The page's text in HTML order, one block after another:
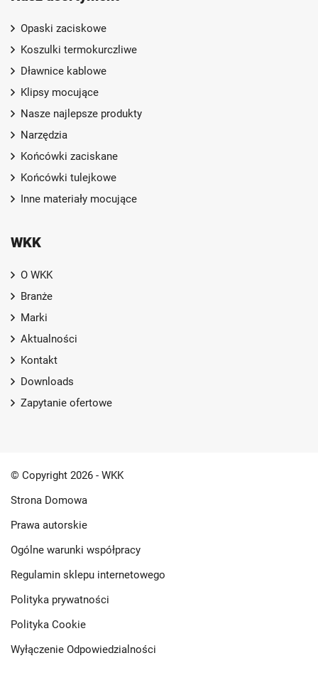
Opaski zaciskowe
Koszulki termokurczliwe
Dławnice kablowe
Klipsy mocujące
Nasze najlepsze produkty
Narzędzia
Końcówki zaciskane
Końcówki tulejkowe
Inne materiały mocujące
WKK
O WKK
Branże
Marki
Aktualności
Kontakt
Downloads
Zapytanie ofertowe
© Copyright 2026 - WKK
Strona Domowa
Prawa autorskie
Ogólne warunki współpracy
Regulamin sklepu internetowego
Polityka prywatności
Polityka Cookie
Wyłączenie Odpowiedzialności